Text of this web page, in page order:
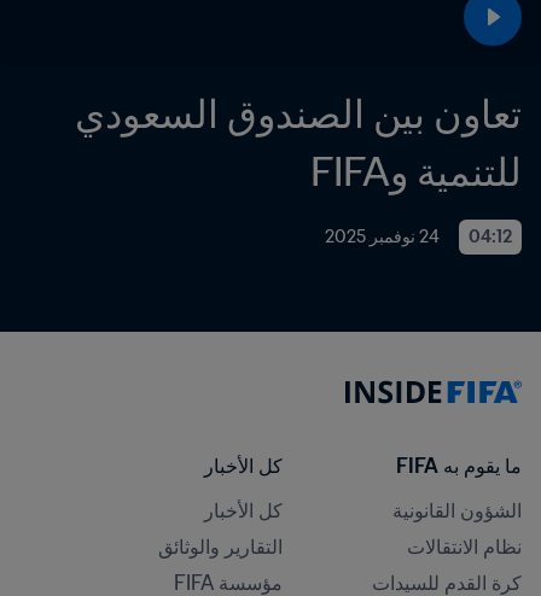
للتنمية وFIFA
04:12 24 نوفمبر 2025
ما يقوم به FIFA
الشؤون القانونية
نظام الانتقالات
كرة القدم للسيدات
كل الأخبار
كل الأخبار
التقارير والوثائق
مؤسسة FIFA